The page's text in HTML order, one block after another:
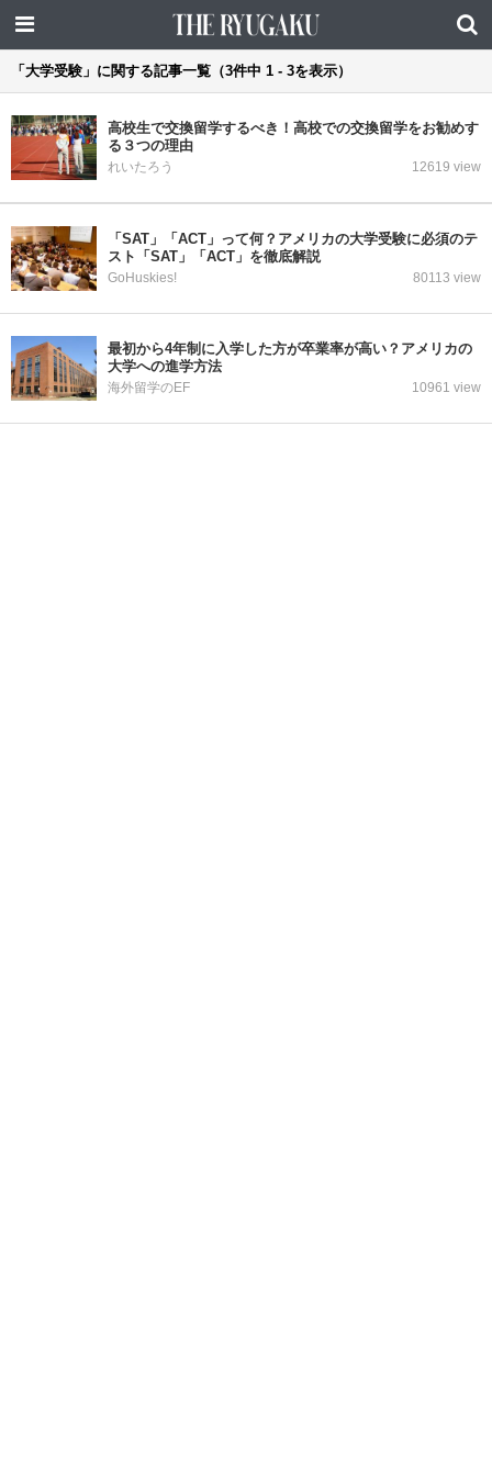
「大学受験」に関する記事一覧（3件中 1 - 3を表示）
高校生で交換留学するべき！高校での交換留学をお勧めす
る３つの理由
れいたろう 12619 view
「SAT」「ACT」って何？アメリカの大学受験に必須のテ
スト「SAT」「ACT」を徹底解説
GoHuskies! 80113 view
最初から4年制に入学した方が卒業率が高い？アメリカの
大学への進学方法
海外留学のEF 10961 view